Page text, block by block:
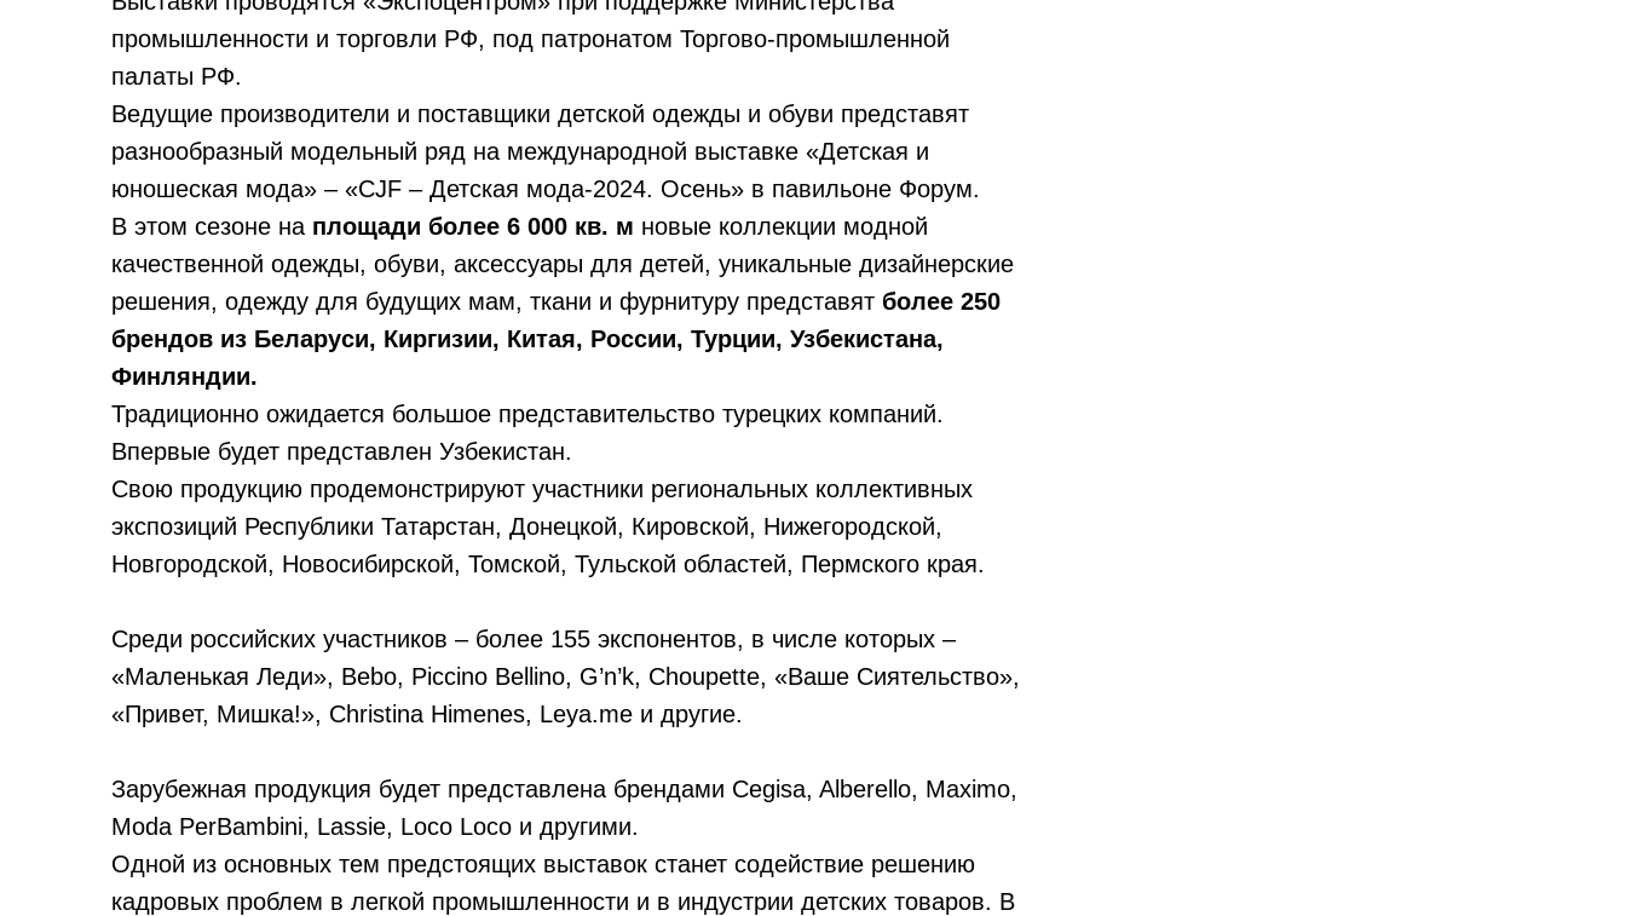
промышленности и торговли РФ, под патронатом Торгово-промышленной
палаты РФ.
Ведущие производители и поставщики детской одежды и обуви представят
разнообразный модельный ряд на международной выставке «Детская и
юношеская мода» – «CJF – Детская мода-2024. Осень» в павильоне Форум.
В этом сезоне на площади более 6 000 кв. м новые коллекции модной
качественной одежды, обуви, аксессуары для детей, уникальные дизайнерские
решения, одежду для будущих мам, ткани и фурнитуру представят более 250
брендов из Беларуси, Киргизии, Китая, России, Турции, Узбекистана,
Финляндии.
Традиционно ожидается большое представительство турецких компаний.
Впервые будет представлен Узбекистан.
Свою продукцию продемонстрируют участники региональных коллективных
экспозиций Республики Татарстан, Донецкой, Кировской, Нижегородской,
Новгородской, Новосибирской, Томской, Тульской областей, Пермского края.
Среди российских участников – более 155 экспонентов, в числе которых –
«Маленькая Леди», Bebo, Piccino Bellino, G’n’k, Choupette, «Ваше Сиятельство»,
«Привет, Мишка!», Christina Himenes, Leya.me и другие.
Зарубежная продукция будет представлена брендами Cegisa, Alberello, Maximo,
Moda PerBambini, Lassie, Loco Loco и другими.
Одной из основных тем предстоящих выставок станет содействие решению
кадровых проблем в легкой промышленности и в индустрии детских товаров. В